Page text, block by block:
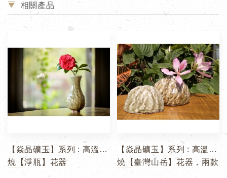
相關產品
【焱晶礦玉】系列 : 高溫柴
燒【淨瓶】花器
【焱晶礦玉】系列 : 高溫柴
燒【臺灣山岳】花器，兩款